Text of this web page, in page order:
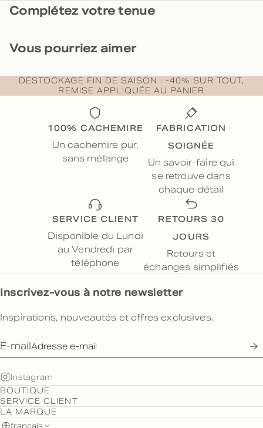
Complétez votre tenue
Vous pourriez aimer
DÉSTOCKAGE FIN DE SAISON : -40% SUR TOUT,
REMISE APPLIQUÉE AU PANIER
100% CACHEMIRE
Un cachemire pur,
sans mélange
FABRICATION
SOIGNÉE
Un savoir-faire qui
se retrouve dans
chaque détail
SERVICE CLIENT
Disponible du Lundi
au Vendredi par
téléphone
RETOURS 30
JOURS
Retours et
échanges simplifiés
Inscrivez-vous à notre newsletter
Inspirations, nouveautés et offres exclusives.
E-mail
Instagram
BOUTIQUE
SERVICE CLIENT
LA MARQUE
français